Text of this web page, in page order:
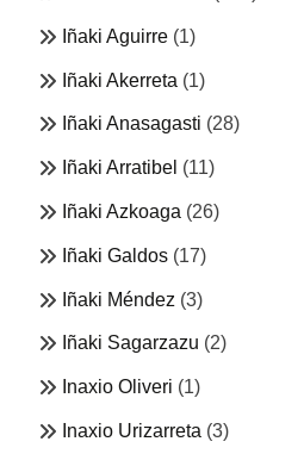
Iñaki Aguirre (1)
Iñaki Akerreta (1)
Iñaki Anasagasti (28)
Iñaki Arratibel (11)
Iñaki Azkoaga (26)
Iñaki Galdos (17)
Iñaki Méndez (3)
Iñaki Sagarzazu (2)
Inaxio Oliveri (1)
Inaxio Urizarreta (3)